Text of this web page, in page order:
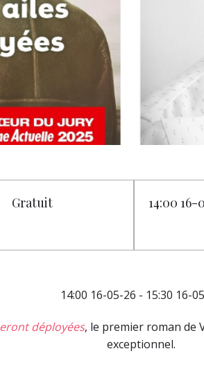
Gratuit 14:00 16-
14:00 16-05-26 - 15:30 16-
déployées, le premier roman de
exceptionnel.